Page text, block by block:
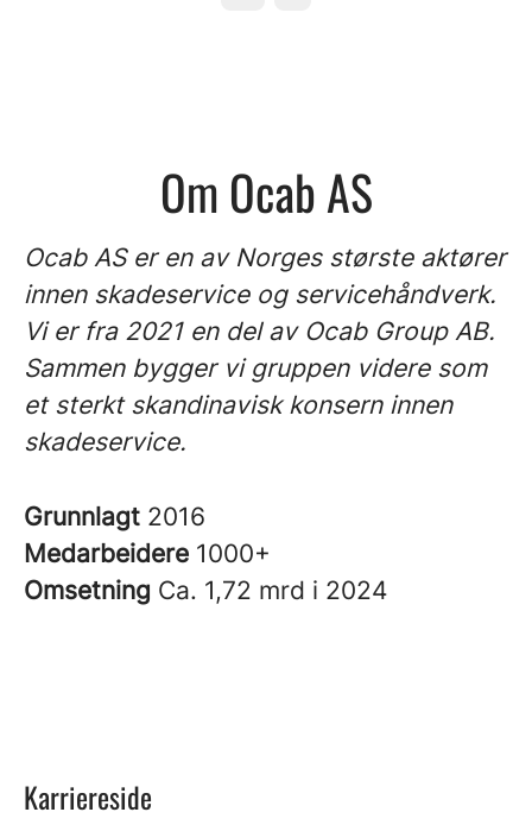
Om Ocab AS
Ocab AS er en av Norges største aktører
innen skadeservice og servicehåndverk.
Vi er fra 2021 en del av Ocab Group AB.
Sammen bygger vi gruppen videre som
et sterkt skandinavisk konsern innen
skadeservice.
Grunnlagt 2016
Medarbeidere 1000+
Omsetning Ca. 1,72 mrd i 2024
Karriereside